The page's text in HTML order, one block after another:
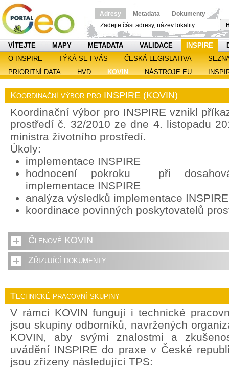
Adresy Metadata Dokumenty
VÍTEJTE MAPY METADATA VALIDACE INSPIRE
O INSPIRE
TÝKÁ SE I VÁS ČESKÁ LEGISLATIVA
PRIORITNÍ DATA
HVD KOVIN NÁSTROJE EU
Koordinační výbor pro INSPIRE (KOVIN)
Koordinační výbor pro INSPIRE vznikl
prostředí č. 32/2010 ze dne 4. listopadu
ministra životního prostředí.
Úkoly:
implementace INSPIRE
hodnocení pokroku při
implementace INSPIRE
analýza výsledků implementace INSPIRE
koordinace povinných poskytovatelů
Členové KOVIN
Zřizující dokumenty
Technické pracovní skupiny
V rámci KOVIN fungují i technické
jsou skupiny odborníků, navržených
KOVIN, aby svými znalostmi a
uvádění INSPIRE do praxe v České
jsou zřízeny následující TPS: